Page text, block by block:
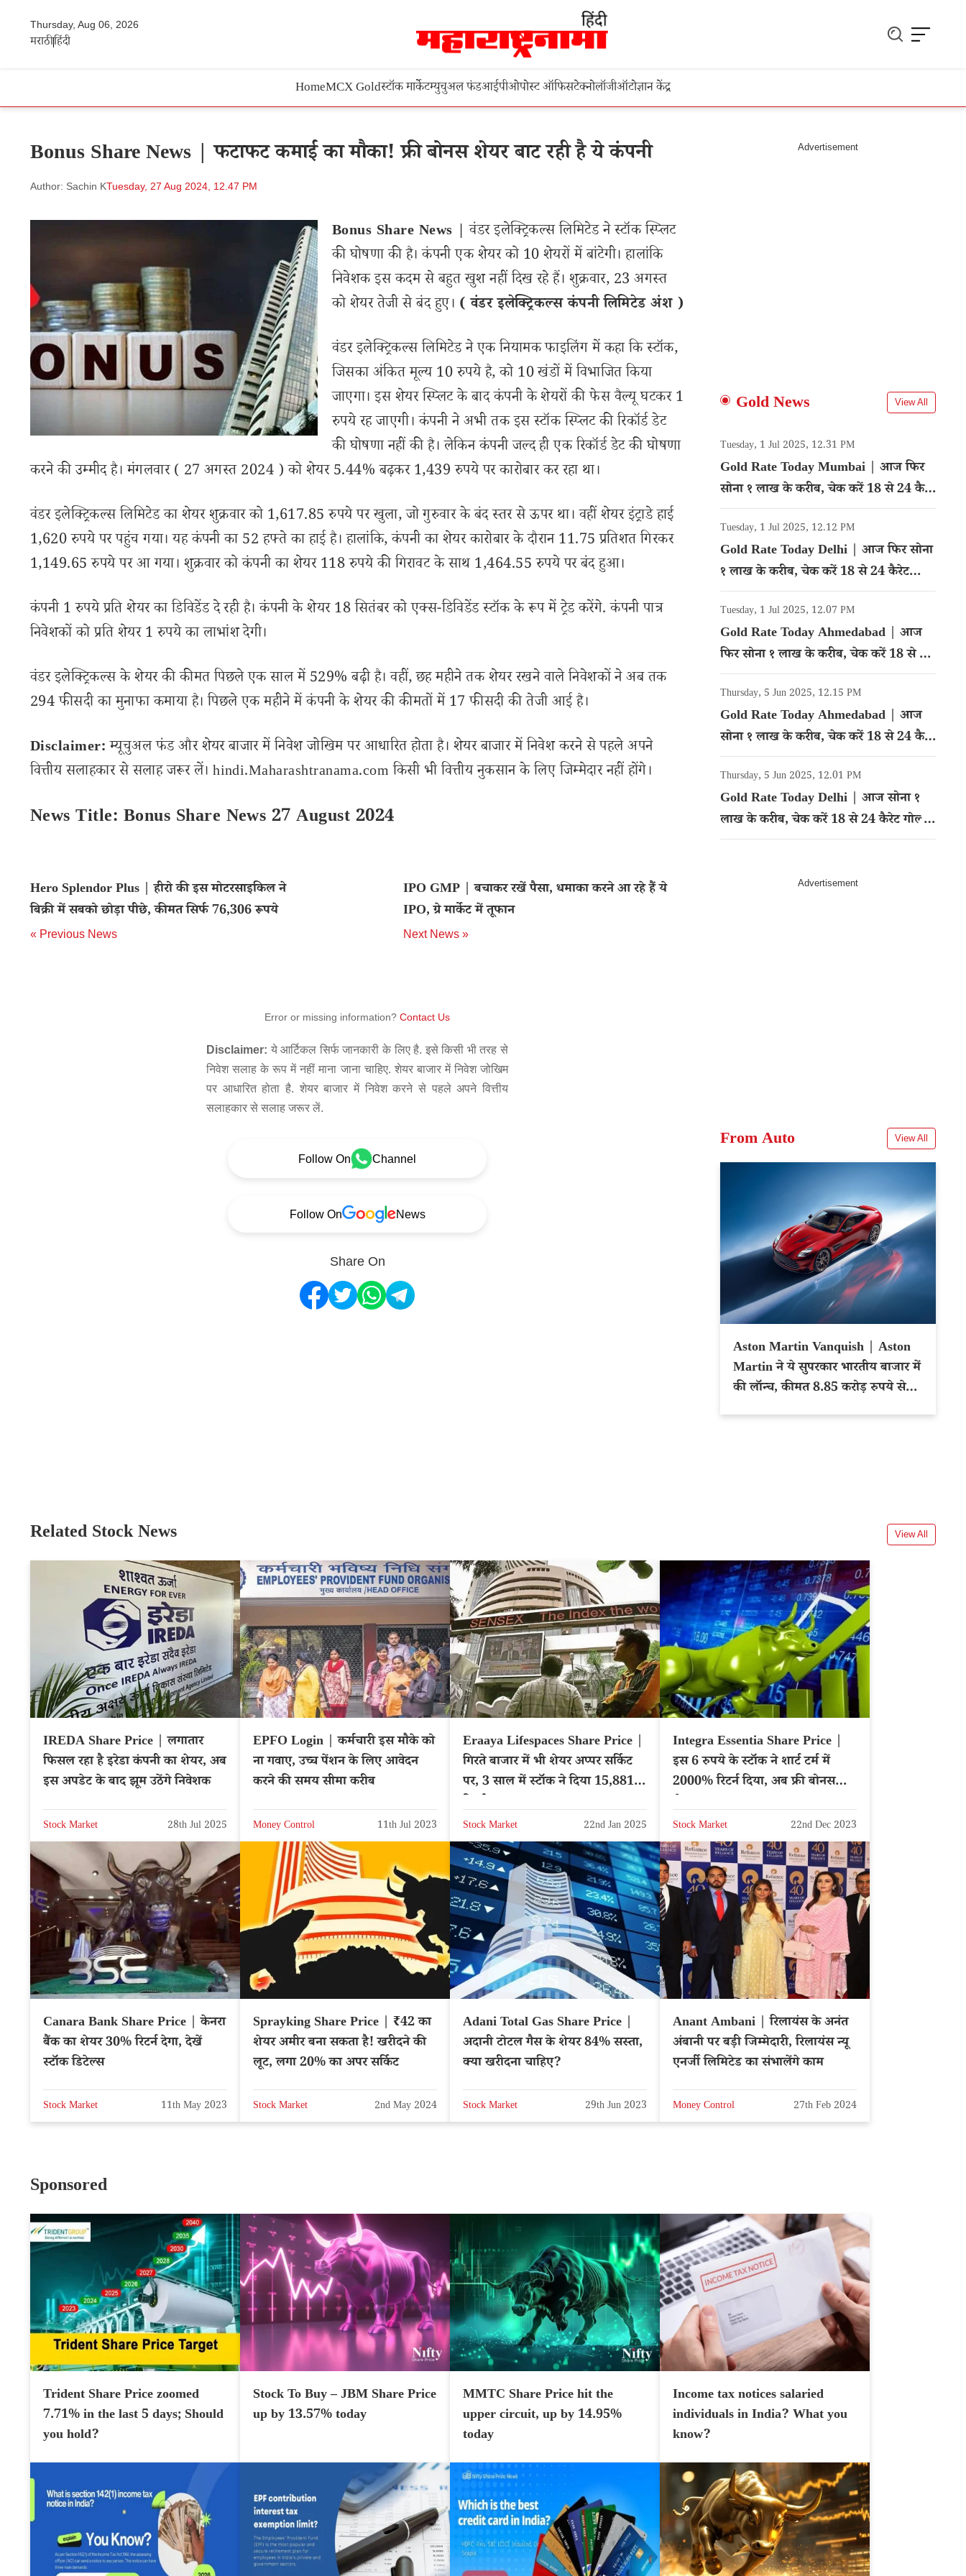
Thursday, Aug 06, 2026
मराठीहिंदी
HomeMCX Goldस्टॉक मार्केटम्युचुअल फंडआईपीओपोस्ट ऑफिसटेक्नोलॉजीऑटोज्ञान केंद्र
Bonus Share News | फटाफट कमाई का मौका! फ्री बोनस शेयर बाट रही है ये कंपनी
Author: Sachin KTuesday, 27 Aug 2024, 12.47 PM
Bonus Share News | वंडर इलेक्ट्रिकल्स लिमिटेड ने स्टॉक स्प्लिट
की घोषणा की है। कंपनी एक शेयर को 10 शेयरों में बांटेगी। हालांकि
निवेशक इस कदम से बहुत खुश नहीं दिख रहे हैं। शुक्रवार, 23 अगस्त
को शेयर तेजी से बंद हुए। ( वंडर इलेक्ट्रिकल्स कंपनी लिमिटेड अंश )
वंडर इलेक्ट्रिकल्स लिमिटेड ने एक नियामक फाइलिंग में कहा कि स्टॉक,
जिसका अंकित मूल्य 10 रुपये है, को 10 खंडों में विभाजित किया
जाएगा। इस शेयर स्प्लिट के बाद कंपनी के शेयरों की फेस वैल्यू घटकर 1
रुपये रह जाएगी। कंपनी ने अभी तक इस स्टॉक स्प्लिट की रिकॉर्ड डेट
की घोषणा नहीं की है। लेकिन कंपनी जल्द ही एक रिकॉर्ड डेट की घोषणा
करने की उम्मीद है। मंगलवार ( 27 अगस्त 2024 ) को शेयर 5.44% बढ़कर 1,439 रुपये पर कारोबार कर रहा था।
वंडर इलेक्ट्रिकल्स लिमिटेड का शेयर शुक्रवार को 1,617.85 रुपये पर खुला, जो गुरुवार के बंद स्तर से ऊपर था। वहीं शेयर इंट्राडे हाई
1,620 रुपये पर पहुंच गया। यह कंपनी का 52 हफ्ते का हाई है। हालांकि, कंपनी का शेयर कारोबार के दौरान 11.75 प्रतिशत गिरकर
1,149.65 रुपये पर आ गया। शुक्रवार को कंपनी का शेयर 118 रुपये की गिरावट के साथ 1,464.55 रुपये पर बंद हुआ।
कंपनी 1 रुपये प्रति शेयर का डिविडेंड दे रही है। कंपनी के शेयर 18 सितंबर को एक्स-डिविडेंड स्टॉक के रूप में ट्रेड करेंगे. कंपनी पात्र
निवेशकों को प्रति शेयर 1 रुपये का लाभांश देगी।
वंडर इलेक्ट्रिकल्स के शेयर की कीमत पिछले एक साल में 529% बढ़ी है। वहीं, छह महीने तक शेयर रखने वाले निवेशकों ने अब तक
294 फीसदी का मुनाफा कमाया है। पिछले एक महीने में कंपनी के शेयर की कीमतों में 17 फीसदी की तेजी आई है।
Disclaimer:म्यूचुअल फंड और शेयर बाजार में निवेश जोखिम पर आधारित होता है। शेयर बाजार में निवेश करने से पहले अपने
वित्तीय सलाहकार से सलाह जरूर लें। hindi.Maharashtranama.com किसी भी वित्तीय नुकसान के लिए जिम्मेदार नहीं होंगे।
News Title: Bonus Share News 27 August 2024
Hero Splendor Plus | हीरो की इस मोटरसाइकिल ने
बिक्री में सबको छोड़ा पीछे, कीमत सिर्फ 76,306 रूपये
« Previous News
IPO GMP | बचाकर रखें पैसा, धमाका करने आ रहे हैं ये
IPO, ग्रे मार्केट में तूफान
Next News »
Error or missing information? Contact Us
Disclaimer: ये आर्टिकल सिर्फ जानकारी के लिए है. इसे किसी भी तरह से
निवेश सलाह के रूप में नहीं माना जाना चाहिए. शेयर बाजार में निवेश जोखिम
पर आधारित होता है. शेयर बाजार में निवेश करने से पहले अपने वित्तीय
सलाहकार से सलाह जरूर लें.
Follow On Channel
Follow On News
Share On
Gold News View All
Tuesday, 1 Jul 2025, 12.31 PM
Gold Rate Today Mumbai | आज फिर
सोना १ लाख के करीब, चेक करें 18 से 24 कैरेट
गोल्ड का रेट
Tuesday, 1 Jul 2025, 12.12 PM
Gold Rate Today Delhi | आज फिर सोना
१ लाख के करीब, चेक करें 18 से 24 कैरेट
गोल्ड का रेट
Tuesday, 1 Jul 2025, 12.07 PM
Gold Rate Today Ahmedabad | आज
फिर सोना १ लाख के करीब, चेक करें 18 से 24
कैरेट गोल्ड का रेट
Thursday, 5 Jun 2025, 12.15 PM
Gold Rate Today Ahmedabad | आज
सोना १ लाख के करीब, चेक करें 18 से 24 कैरेट
गोल्ड का रेट
Thursday, 5 Jun 2025, 12.01 PM
Gold Rate Today Delhi | आज सोना १
लाख के करीब, चेक करें 18 से 24 कैरेट गोल्ड
का रेट
From Auto View All
Aston Martin Vanquish | Aston
Martin ने ये सुपरकार भारतीय बाजार में
की लॉन्च, कीमत 8.85 करोड़ रुपये से
Related Stock News View All
IREDA Share Price | लगातार
फिसल रहा है इरेडा कंपनी का शेयर, अब
इस अपडेट के बाद झूम उठेंगे निवेशक
Stock Market 28th Jul 2025
EPFO Login | कर्मचारी इस मौके को
ना गवाए, उच्च पेंशन के लिए आवेदन
करने की समय सीमा करीब
Money Control 11th Jul 2023
Eraaya Lifespaces Share Price |
गिरते बाजार में भी शेयर अप्पर सर्किट
पर, 3 साल में स्टॉक ने दिया 15,881%
Stock Market 22nd Jan 2025
Integra Essentia Share Price |
इस 6 रुपये के स्टॉक ने शार्ट टर्म में
2000% रिटर्न दिया, अब फ्री बोनस
Stock Market 22nd Dec 2023
Canara Bank Share Price | केनरा
बैंक का शेयर 30% रिटर्न देगा, देखें
स्टॉक डिटेल्स
Stock Market 11th May 2023
Sprayking Share Price | ₹42 का
शेयर अमीर बना सकता है! खरीदने की
लूट, लगा 20% का अपर सर्किट
Stock Market 2nd May 2024
Adani Total Gas Share Price |
अदानी टोटल गैस के शेयर 84% सस्ता,
क्या खरीदना चाहिए?
Stock Market 29th Jun 2023
Anant Ambani | रिलायंस के अनंत
अंबानी पर बड़ी जिम्मेदारी, रिलायंस न्यू
एनर्जी लिमिटेड का संभालेंगे काम
Money Control 27th Feb 2024
Sponsored
Trident Share Price zoomed
7.71% in the last 5 days; Should
you hold?
Stock To Buy – JBM Share Price
up by 13.57% today
MMTC Share Price hit the
upper circuit, up by 14.95%
today
Income tax notices salaried
individuals in India? What you
know?